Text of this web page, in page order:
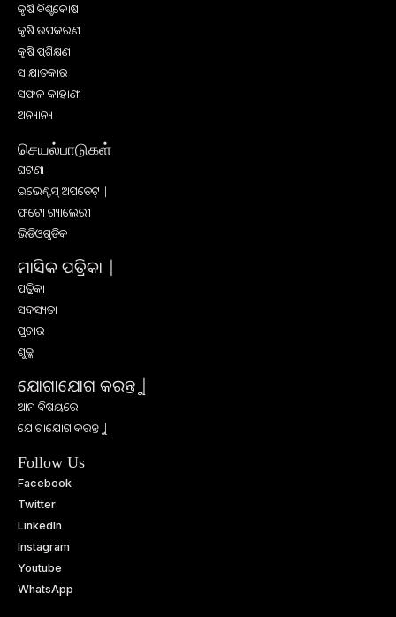
କୃଷି ବିଶ୍ବକୋଷ
କୃଷି ଉପକରଣ
କୃଷି ପ୍ରଶିକ୍ଷଣ
ସାକ୍ଷାତକାର
ସଫଳ କାହାଣୀ
ଅନ୍ୟାନ୍ୟ
செயல்பாடுகள்
ଘଟଣା
ଇଭେଣ୍ଟସ୍ ଅପଡେଟ୍ |
ଫଟୋ ଗ୍ୟାଲେରୀ
ଭିଡିଓଗୁଡିକ
ମାସିକ ପତ୍ରିକା |
ପତ୍ରିକା
ସଦସ୍ୟତା
ପ୍ରଚାର
ଶୁଳ୍କ
ଯୋଗାଯୋଗ କରନ୍ତୁ |
ଆମ ବିଷୟରେ
ଯୋଗାଯୋଗ କରନ୍ତୁ |
Follow Us
Facebook
Twitter
LinkedIn
Instagram
Youtube
WhatsApp